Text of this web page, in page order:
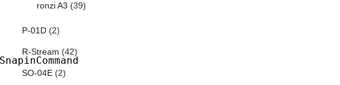
ronzi A3 (39)
P-01D(2)
R-Stream (42)
SO-04E(2)